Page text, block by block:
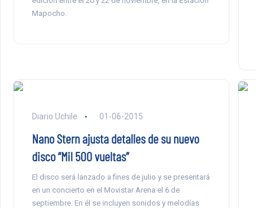
Mapocho.
Diario Uchile 01-06-2015
Nano Stern ajusta detalles de su nuevo
disco “Mil 500 vueltas”
El disco será lanzado a fines de julio y se presentará
en un concierto en el Movistar Arena el 6 de
septiembre. En él se incluyen sonidos y melodías